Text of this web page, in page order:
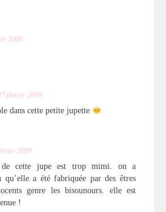
2009
février 2009
dans cette petite jupette
2009
cette jupe est trop mimi. on a
qu’elle a été fabriquée par des êtres
genre les bisounours. elle est
!